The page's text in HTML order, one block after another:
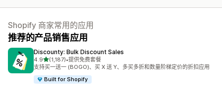
Shopify 商家常用的应用
推荐的产品销售应用
Discounty: Bulk Discount Sales
4.9星（满分 5 星）
(1,187)
总共 1187 条评论
•提供免费套餐
支持买一送一 (BOGO)、买 X 送 Y、多买多折和数量阶梯定价的折扣应用
Built for Shopify